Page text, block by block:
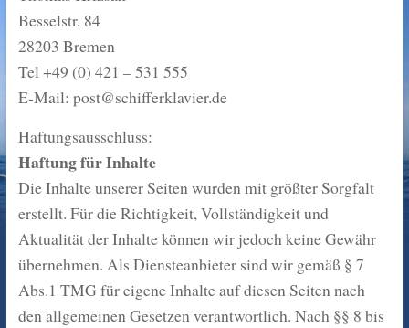
Besselstr. 84
28203 Bremen
Tel +49 (0) 421 – 531 555
E-Mail: post@schifferklavier.de
Haftungsausschluss:
Haftung für Inhalte
Die Inhalte unserer Seiten wurden mit größter Sorgfalt
erstellt. Für die Richtigkeit, Vollständigkeit und
Aktualität der Inhalte können wir jedoch keine Gewähr
übernehmen. Als Diensteanbieter sind wir gemäß § 7
Abs.1 TMG für eigene Inhalte auf diesen Seiten nach
den allgemeinen Gesetzen verantwortlich. Nach §§ 8 bis